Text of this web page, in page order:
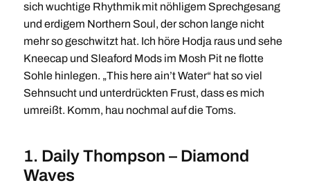
sich wuchtige Rhythmik mit nöhligem Sprechgesang
und erdigem Northern Soul, der schon lange nicht
mehr so geschwitzt hat. Ich höre Hodja raus und sehe
Kneecap und Sleaford Mods im Mosh Pit ne flotte
Sohle hinlegen. „This here ain’t Water“ hat so viel
Sehnsucht und unterdrückten Frust, dass es mich
umreißt. Komm, hau nochmal auf die Toms.
1. Daily Thompson – Diamond
Waves